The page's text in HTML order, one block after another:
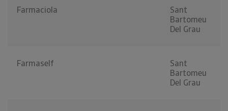
Farmaciola
Sant
Bartomeu
Del Grau
Farmaself
Sant
Bartomeu
Del Grau